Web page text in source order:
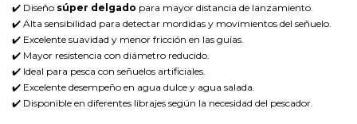
✔️ Diseño súper delgado para mayor distancia de lanzamiento.
✔️ Alta sensibilidad para detectar mordidas y movimientos del señuelo.
✔️ Excelente suavidad y menor fricción en las guías.
✔️ Mayor resistencia con diámetro reducido.
✔️ Ideal para pesca con señuelos artificiales.
✔️ Excelente desempeño en agua dulce y agua salada.
✔️ Disponible en diferentes librajes según la necesidad del pescador.